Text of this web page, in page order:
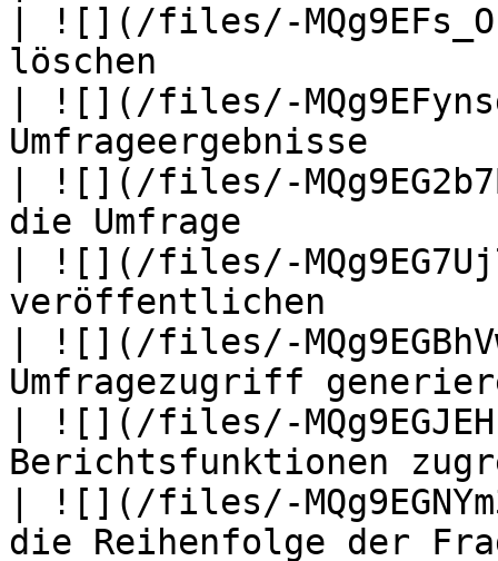
| ![](/files/-
löschen
| ![](/files/-
| ![](/files/-
die Umfrage
| ![](/files/-
veröffentlichen
| ![](/files/-
Umfragezugriff
| ![](/files/-
Berichtsfunktionen
| ![](/files/-